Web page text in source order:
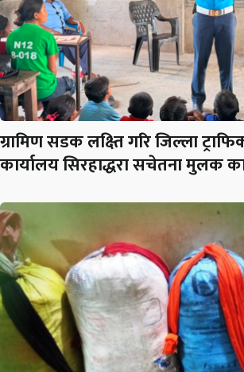
ग्रामिण सडक लक्ष्ति गरि जिल्ला
कार्यालय सिरहाद्धरा सचेतना मुलक